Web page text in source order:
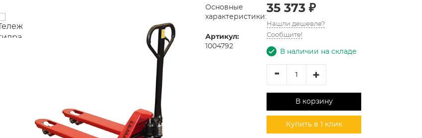
Основные
характеристики:
Артикул:
1004792
35 373 ₽
Нашли дешевле?
Сообщите!
В наличии на складе
- +
В корзину
Купить в 1 клик